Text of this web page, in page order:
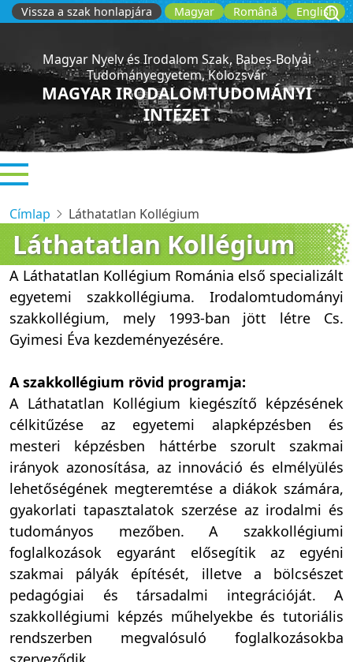
Ugrás
a
Magyar Română English
Vissza a szak honlapjára
Magyar Nyelv és Irodalom Szak, Babeș-Bolyai
Tudományegyetem, Kolozsvár
MAGYAR IRODALOMTUDOMÁNYI
INTÉZET
Címlap Láthatatlan Kollégium
Láthatatlan Kollégium
A Láthatatlan Kollégium Románia első specializált
egyetemi szakkollégiuma. Irodalomtudományi
szakkollégium, mely 1993-ban jött létre Cs.
Gyimesi Éva kezdeményezésére.
A szakkollégium rövid programja:
A Láthatatlan Kollégium kiegészítő képzésének
célkitűzése az egyetemi alapképzésben és
mesteri képzésben háttérbe szorult szakmai
irányok azonosítása, az innováció és elmélyülés
lehetőségének megteremtése a diákok számára,
gyakorlati tapasztalatok szerzése az irodalmi és
tudományos mezőben. A szakkollégiumi
foglalkozások egyaránt elősegítik az egyéni
szakmai pályák építését, illetve a bölcsészet
pedagógiai és társadalmi integrációját. A
szakkollégiumi képzés műhelyekbe és tutoriális
rendszerben megvalósuló foglalkozásokba